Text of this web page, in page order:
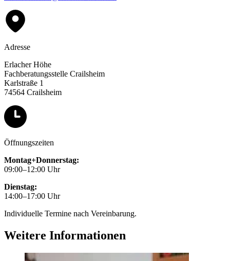
Adresse
Erlacher Höhe
Fachberatungsstelle Crailsheim
Karlstraße 1
74564 Crailsheim
Öffnungszeiten
Montag+Donnerstag:
09:00–12:00 Uhr
Dienstag:
14:00–17:00 Uhr
Individuelle Termine nach Vereinbarung.
Weitere Informationen